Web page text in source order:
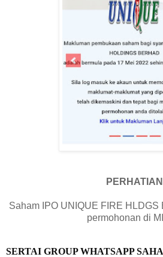
PERHATIAN
Saham IPO UNIQUE FIRE
permohonan di
SERTAI GROUP WHATSAPP